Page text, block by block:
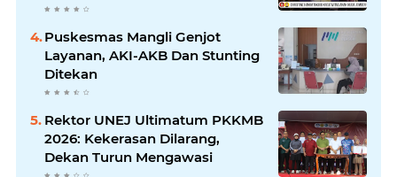
Puskesmas Mangli Genjot
Layanan, AKI-AKB Dan Stunting
Ditekan
Rektor UNEJ Ultimatum PKKMB
2026: Kekerasan Dilarang,
Dekan Turun Mengawasi